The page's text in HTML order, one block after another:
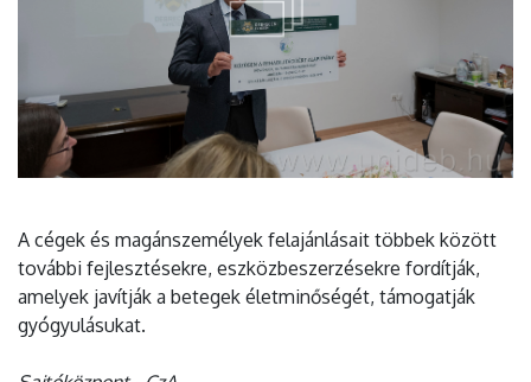
A cégek és magánszemélyek felajánlásait többek között
további fejlesztésekre, eszközbeszerzésekre fordítják,
amelyek javítják a betegek életminőségét, támogatják
gyógyulásukat.